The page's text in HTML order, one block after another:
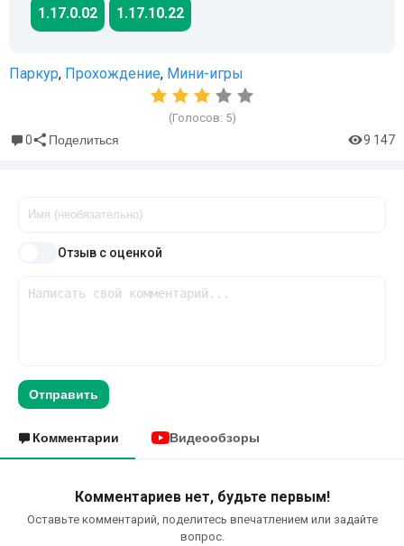
1.17.0.02 1.17.10.22
Паркур, Прохождение, Мини-игры
(Голосов: 5)
0 Поделиться 9 147
Отзыв с оценкой
Отправить
Комментарии Видеообзоры
Комментариев нет, будьте первым!
Оставьте комментарий, поделитесь впечатлением или задайте
вопрос.